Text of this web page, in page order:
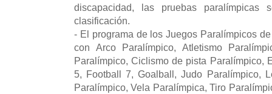
discapacidad, las pruebas
clasificación.
- El programa de los Juegos Paralímpicos
con Arco Paralímpico, Atletismo
Paralímpico, Ciclismo de pista Paralímpico,
5, Football 7, Goalball, Judo Paralímpico,
Paralímpico, Vela Paralímpica, Tiro